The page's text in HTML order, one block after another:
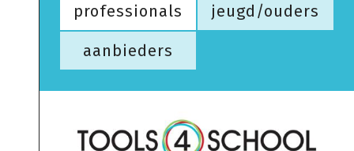
professionals jeugd/ouders
aanbieders